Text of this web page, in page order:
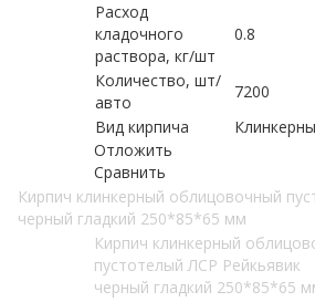
Расход
кладочного
раствора, кг/шт
0.8
Количество, шт/
авто
7200
Вид кирпича
Отложить
Сравнить
Кирпич клинкерный облицовочный
черный гладкий 250*85*65 мм
Кирпич клинкерный
пустотелый ЛСР Рейкьявик
черный гладкий 250*85*65